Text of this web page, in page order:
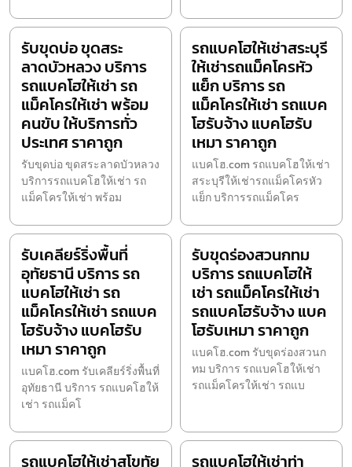
รับขุดบ่อ ขุดสระ
ลาดบัวหลวง บริการ
รถแบคโฮให้เช่า รถ
แม็คโครให้เช่า พร้อม
คนขับ ให้บริการทั่ว
ประเทศ ราคาถูก
รับขุดบ่อ ขุดสระลาดบัวหลวง
บริการรถแบคโฮให้เช่า รถ
แม็คโครให้เช่า พร้อม
รถแบคโฮให้เช่าสระบุรี
ให้เช่ารถแม็คโครหัว
แย็ก บริการ รถ
แม็คโครให้เช่า รถแบค
โฮรับจ้าง แบคโฮรับ
เหมา ราคาถูก
แบคโฮ.com รถแบคโฮให้เช่า
สระบุรีให้เช่ารถแม็คโครหัว
แย็ก บริการรถแม็คโคร
รับเคลียร์ริ่งพื้นที่
อุทัยธานี บริการ รถ
แบคโฮให้เช่า รถ
แม็คโครให้เช่า รถแบค
โฮรับจ้าง แบคโฮรับ
เหมา ราคาถูก
แบคโฮ.com รับเคลียร์ริ่งพื้นที่
อุทัยธานี บริการ รถแบคโฮให้
เช่า รถแม็คโ
รับขุดร่องสวนกทม
บริการ รถแบคโฮให้
เช่า รถแม็คโครให้เช่า
รถแบคโฮรับจ้าง แบค
โฮรับเหมา ราคาถูก
แบคโฮ.com รับขุดร่องสวนก
ทม บริการ รถแบคโฮให้เช่า
รถแม็คโครให้เช่า รถแบ
รถแบคโฮให้เช่าสุโขทัย
รถแบคโฮให้เช่าท่า